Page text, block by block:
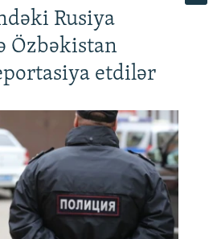
Rusiya
Özbəkistan
etdilər